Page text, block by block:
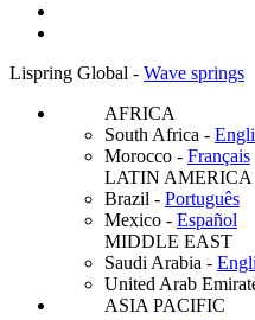
Lispring Global - Wave springs
AFRICA
South Africa -
Morocco - Français
LATIN AMERICA
Brazil - Português
Mexico - Español
MIDDLE EAST
Saudi Arabia -
United Arab
ASIA PACIFIC